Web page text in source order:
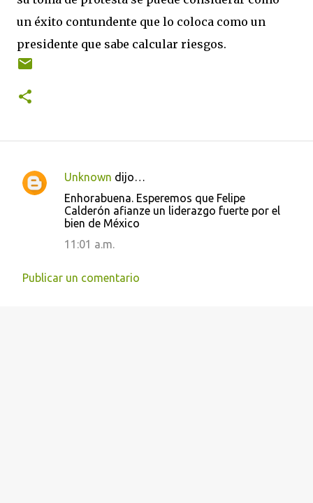
un éxito contundente que lo coloca como un
presidente que sabe calcular riesgos.
C
t
Unknown dijo…
Enhorabuena. Esperemos que Felipe
Calderón afianze un liderazgo fuerte por el
bien de México
11:01 a.m.
Publicar un comentario